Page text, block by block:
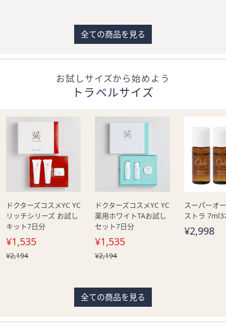
全ての商品を見る
お試しサイズから始めよう
トラベルサイズ
ドクターズコスメYC YC
リッチシリーズ お試し
キット7日分
¥1,535
, 過
¥2,194
ドクターズコスメYC YC
薬用ホワイトTAお試し
セット7日分
¥1,535
, 過
格,
¥2,194
¥2,194
スーパーオ
ストラ 7ml3
¥2,998
全ての商品を見る